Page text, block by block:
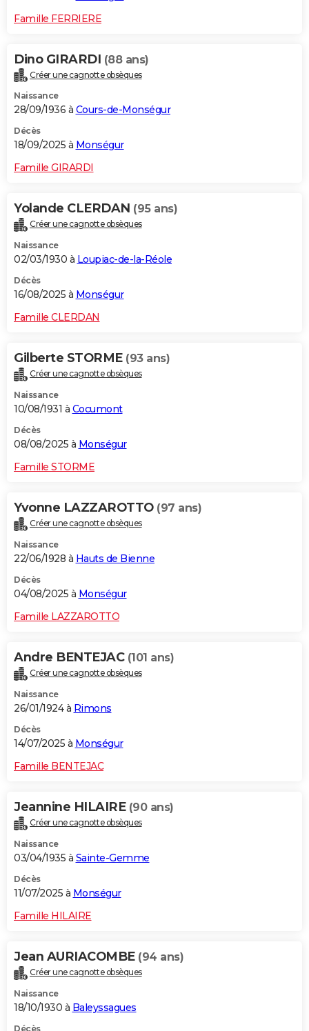
Famille FERRIERE
Dino GIRARDI (88 ans)
Créer une cagnotte obsèques
Naissance
28/09/1936 à Cours-de-Monségur
Décès
18/09/2025 à Monségur
Famille GIRARDI
Yolande CLERDAN (95 ans)
Créer une cagnotte obsèques
Naissance
02/03/1930 à Loupiac-de-la-Réole
Décès
16/08/2025 à Monségur
Famille CLERDAN
Gilberte STORME (93 ans)
Créer une cagnotte obsèques
Naissance
10/08/1931 à Cocumont
Décès
08/08/2025 à Monségur
Famille STORME
Yvonne LAZZAROTTO (97 ans)
Créer une cagnotte obsèques
Naissance
22/06/1928 à Hauts de Bienne
Décès
04/08/2025 à Monségur
Famille LAZZAROTTO
Andre BENTEJAC (101 ans)
Créer une cagnotte obsèques
Naissance
26/01/1924 à Rimons
Décès
14/07/2025 à Monségur
Famille BENTEJAC
Jeannine HILAIRE (90 ans)
Créer une cagnotte obsèques
Naissance
03/04/1935 à Sainte-Gemme
Décès
11/07/2025 à Monségur
Famille HILAIRE
Jean AURIACOMBE (94 ans)
Créer une cagnotte obsèques
Naissance
18/10/1930 à Baleyssagues
Décès